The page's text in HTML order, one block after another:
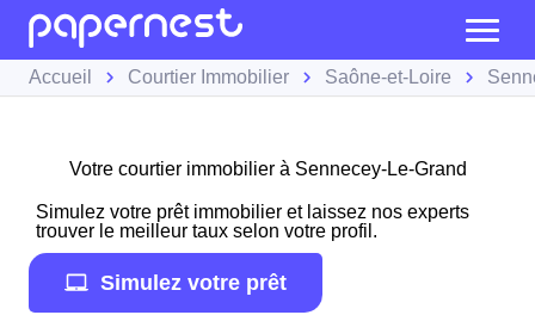
Accueil Courtier Immobilier Saône-et-Loire
Votre courtier immobilier à Sennecey-Le-Grand
Simulez votre prêt immobilier et laissez nos experts
trouver le meilleur taux selon votre profil.
Simulez votre prêt